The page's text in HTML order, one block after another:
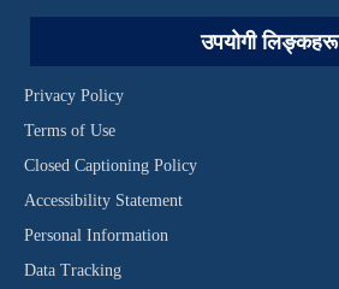
उपयोगी लिङ्कहरू
Privacy Policy
Terms of Use
Closed Captioning Policy
Accessibility Statement
Personal Information
Data Tracking